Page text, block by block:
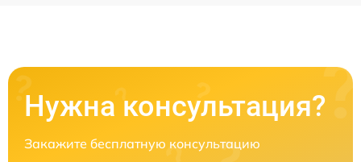
Нужна консультация?
Закажите бесплатную консультацию